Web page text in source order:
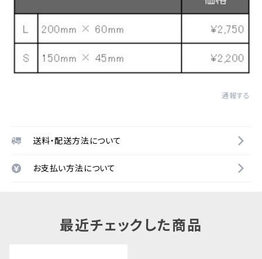
通報する
送料・配送方法について
お支払い方法について
最近チェックした商品